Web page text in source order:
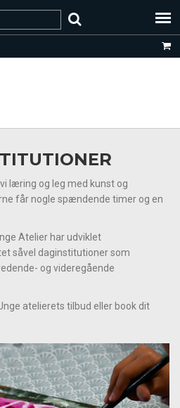
læring og leg med kunst og
får nogle spændende timer og en
Atelier har udviklet
såvel daginstitutioner som
og videregående
atelierets tilbud eller book dit